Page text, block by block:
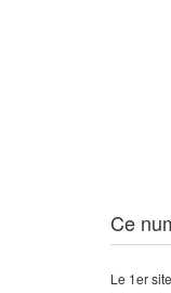
Ce
Le 1er